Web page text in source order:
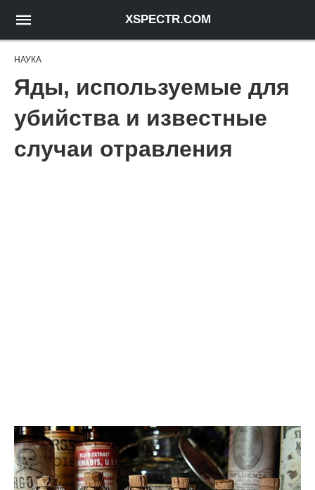
XSPECTR.COM
НАУКА
Яды, используемые для
убийства и известные
случаи отравления